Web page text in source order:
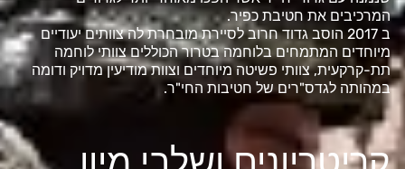
המרכיבים את חטיבת כפיר.
ב 2017 הוסב גדוד חרוב לסיירת מובחרת לה צוותים יעודיים
מיוחדים המתמחים בלוחמה בטרור הכוללים צוותי לוחמה
תת-קרקעית, צוותי פשיטה מיוחדים וצוות מודיעין מדויק ודומה
במהותה לגדס"רים של חטיבות החי"ר.